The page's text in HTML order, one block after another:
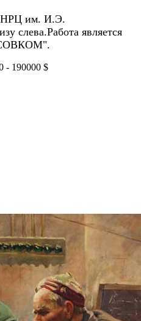
им. И.Э.
слева.Работа является
"СОВКОМ".
- 190000 $